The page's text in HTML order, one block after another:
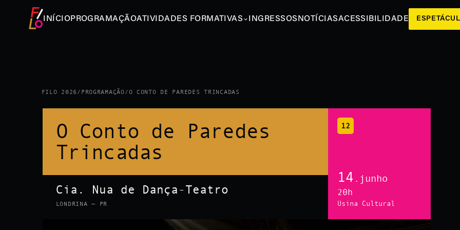
INÍCIOPROGRAMAÇÃOATIVIDADES FORMATIVAS INGRESSOS NOTÍCIASACESSIBILIDADE
FILO 2026/ PROGRAMAÇÃO/O CONTO DE PAREDES TRINCADAS
O Conto de Paredes
Trincadas
Cia. Nua de Dança-Teatro
LONDRINA — PR
12
14 .junho
20h
Usina Cultural